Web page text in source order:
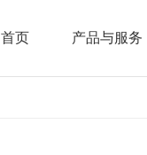
首页 产品与服务